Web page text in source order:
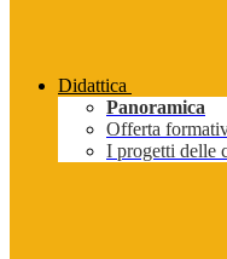
Didattica
Panoramica
Offerta
I progetti delle